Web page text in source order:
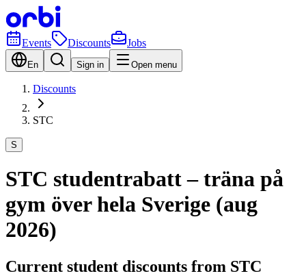
Events Discounts Jobs
En Sign in Open menu
Discounts
STC
S
STC studentrabatt – träna på
gym över hela Sverige (aug
2026)
Current student discounts from STC